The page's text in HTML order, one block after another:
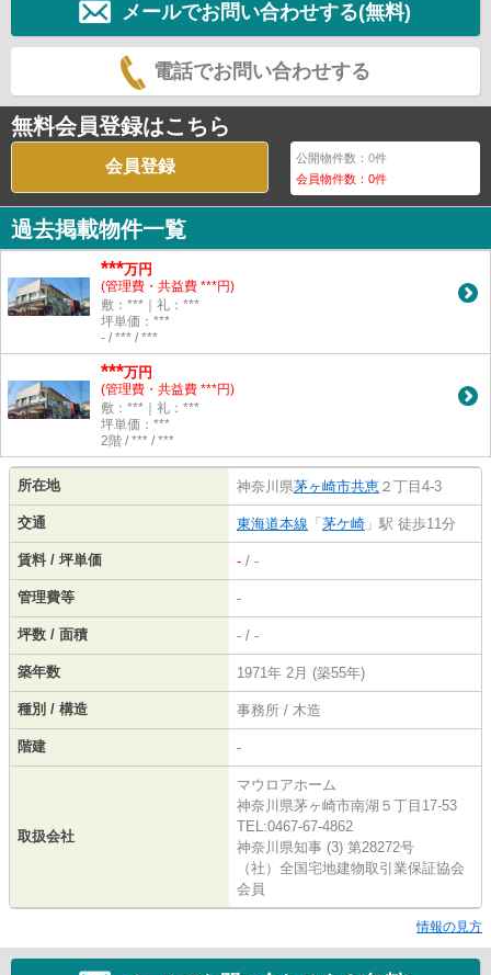
メールでお問い合わせする(無料)
電話でお問い合わせする
無料会員登録はこちら
会員登録 公開物件数：0件
会員物件数：0件
過去掲載物件一覧
***万円
(管理費・共益費 ***円)
敷：***｜礼：***
坪単価：***
- / *** / ***
***万円
(管理費・共益費 ***円)
敷：***｜礼：***
坪単価：***
2階 / *** / ***
所在地 神奈川県茅ヶ崎市共恵 ２丁目4-3
交通 東海道本線 「 茅ケ崎 」駅 徒歩11分
賃料 / 坪単価 - / -
管理費等 -
坪数 / 面積 - / -
築年数 1971年 2月 (築55年)
種別 / 構造 事務所 / 木造
階建 -
取扱会社
マウロアホーム
神奈川県茅ヶ崎市南湖５丁目17-53
TEL:0467-67-4862
神奈川県知事 (3) 第28272号
（社）全国宅地建物取引業保証協会
会員
情報の見方